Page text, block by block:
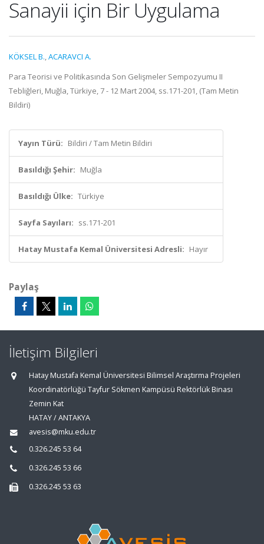
Sanayii için Bir Uygulama
KÖKSEL B.,ACARAVCI A.
Para Teorisi ve Politikasında Son Gelişmeler Sempozyumu II
Tebliğleri, Muğla, Türkiye, 7 - 12 Mart 2004, ss.171-201, (Tam Metin
Bildiri)
Yayın Türü: Bildiri / Tam Metin Bildiri
Basıldığı Şehir: Muğla
Basıldığı Ülke: Türkiye
Sayfa Sayıları: ss.171-201
Hatay Mustafa Kemal Üniversitesi Adresli: Hayır
Paylaş
İletişim Bilgileri
Hatay Mustafa Kemal Üniversitesi Bilimsel Araştırma Projeleri
Koordinatörlüğü Tayfur Sökmen Kampüsü Rektörlük Binası
Zemin Kat
HATAY / ANTAKYA
avesis@mku.edu.tr
0.326.245 53 64
0.326.245 53 66
0.326.245 53 63